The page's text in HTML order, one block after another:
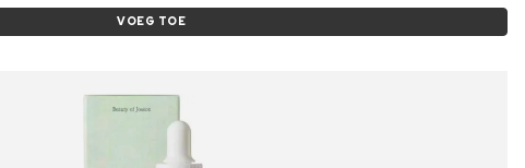
VOEG TOE